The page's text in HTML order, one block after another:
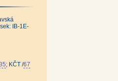
vrch
|Kupa |
Pažení |
vrch|
IB-1E-
; KČT /67